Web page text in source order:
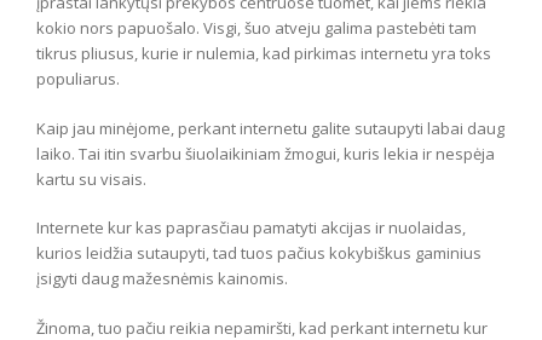
kokio nors papuošalo. Visgi, šuo atveju galima pastebėti tam
tikrus pliusus, kurie ir nulemia, kad pirkimas internetu yra toks
populiarus.
Kaip jau minėjome, perkant internetu galite sutaupyti labai daug
laiko. Tai itin svarbu šiuolaikiniam žmogui, kuris lekia ir nespėja
kartu su visais.
Internete kur kas paprasčiau pamatyti akcijas ir nuolaidas,
kurios leidžia sutaupyti, tad tuos pačius kokybiškus gaminius
įsigyti daug mažesnėmis kainomis.
Žinoma, tuo pačiu reikia nepamiršti, kad perkant internetu kur